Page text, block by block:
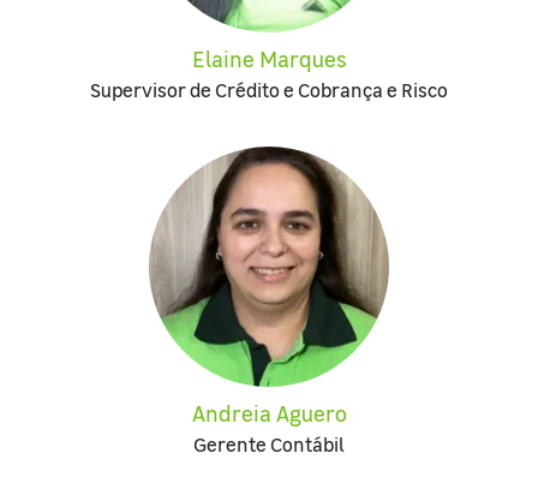
Elaine Marques
Supervisor de Crédito e Cobrança e Risco
Andreia Aguero
Gerente Contábil